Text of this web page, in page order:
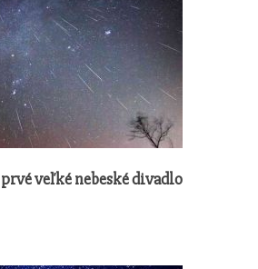
veľké nebeské divadlo